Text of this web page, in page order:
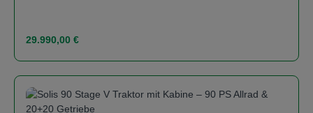
Regulärer Preis:
29.990,00 €